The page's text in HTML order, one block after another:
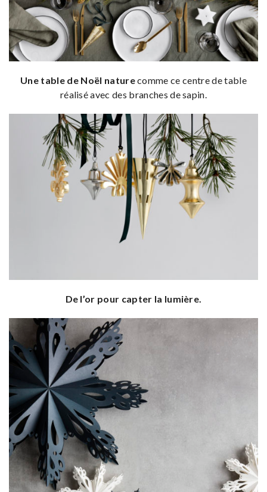
Une table de Noël naturecomme ce centre de table
réalisé avec des branches de sapin.
De l’or pour capter la lumière.